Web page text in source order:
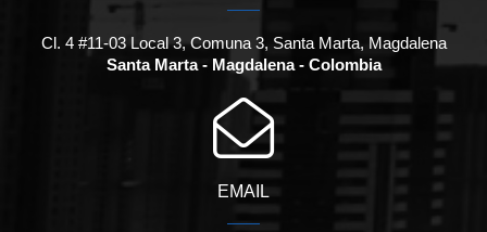
Cl. 4 #11-03 Local 3, Comuna 3, Santa Marta, Magdalena
Santa Marta - Magdalena - Colombia
EMAIL